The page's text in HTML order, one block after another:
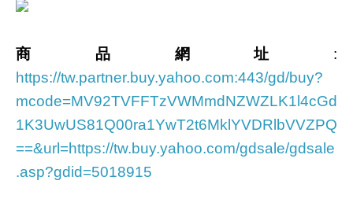
商品網址 :
https://tw.partner.buy.yahoo.com:443/gd/buy?
mcode=MV92TVFFTzVWMmdNZWZLK1l4cGd
1K3UwUS81Q00ra1YwT2t6MklYVDRlbVVZPQ
==&url=https://tw.buy.yahoo.com/gdsale/gdsale
.asp?gdid=5018915